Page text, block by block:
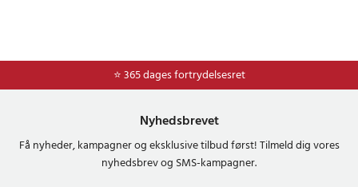
⭐ 365 dages fortrydelsesret
⭐ Nem og sikker betaling med mobilepay og dankort
Nyhedsbrevet
Få nyheder, kampagner og eksklusive tilbud først! Tilmeld dig vores
nyhedsbrev og SMS-kampagner.